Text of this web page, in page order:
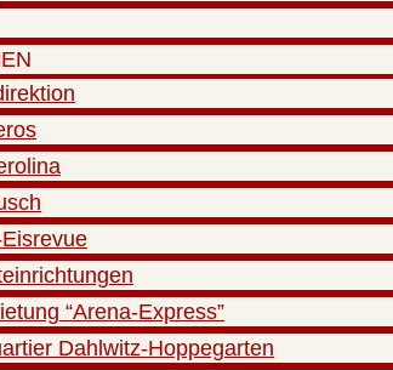
“Arena-Express”
Dahlwitz-Hoppegarten